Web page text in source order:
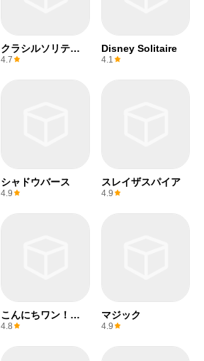
クラシルソリティ
ア ポイ活ゲ
4.7
Disney Solitaire
4.1
シャドウバース
4.9
スレイザスパイア
4.9
こんにちワン！ヒ
ーロー
4.8
マジック
4.9